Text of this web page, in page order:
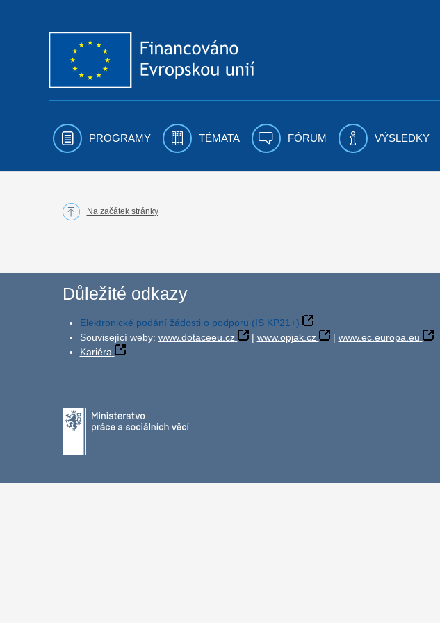
PROGRAMY TÉMATA FÓRUM VÝSLEDKY
Na začátek stránky
Důležité odkazy
Elektronické podání žádosti o podporu (IS KP21+)
Související weby: www.dotaceeu.cz | www.opjak.cz | www.ec.europa.eu
Kariéra